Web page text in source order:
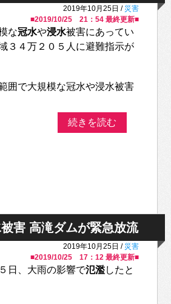
2019年10月25日 / 災害
■2019/10/25 21：54 最終更新■
な冠水や浸水被害にあってい
３４万２０５人に避難指示が
囲で大規模な冠水や浸水被害
続きを読む
害 高滝ダムが緊急放流
2019年10月25日 / 災害
■2019/10/25 17：12 最終更新■
日、大雨の影響で氾濫したと